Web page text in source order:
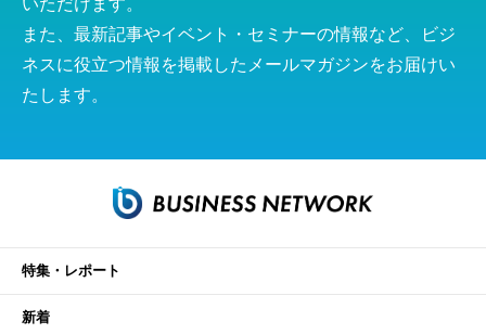
いただけます。
また、最新記事やイベント・セミナーの情報など、ビジ
ネスに役立つ情報を掲載したメールマガジンをお届けい
たします。
特集・レポート
新着